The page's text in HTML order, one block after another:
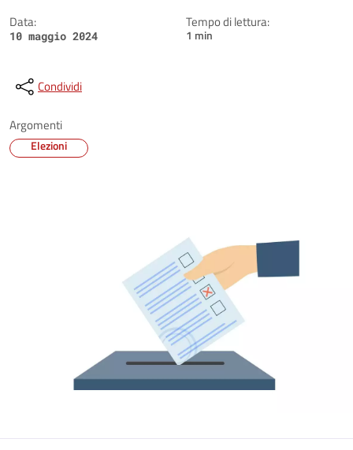
Data:
10 maggio 2024
Tempo di lettura:
1 min
Condividi
Argomenti
Elezioni